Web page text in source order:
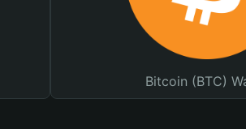
Bitcoin (BTC)